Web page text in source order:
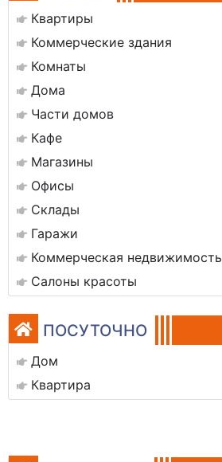
Квартиры
Коммерческие здания
Комнаты
Дома
Части домов
Кафе
Магазины
Офисы
Склады
Гаражи
Коммерческая недвижимость
Салоны красоты
ПОСУТОЧНО
Дом
Квартира